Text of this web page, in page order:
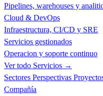
Pipelines, warehouses y
Cloud & DevOps
Infraestructura, CI/CD y SRE
Servicios gestionados
Operacion y soporte continuo
Ver todo Servicios →
Sectores Perspectivas
Compañía